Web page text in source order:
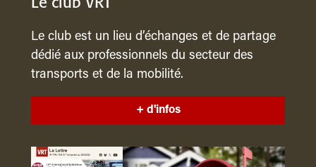
Le club VRT
Le club est un lieu d’échanges et de partage
dédié aux professionnels du secteur des
transports et de la mobilité.
+ d'infos